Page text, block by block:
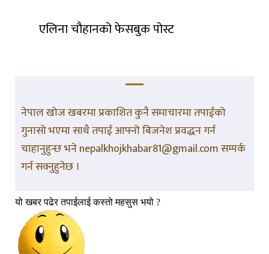
एलिना चौहानको फेसबुक पोस्ट
नेपाल खोज खबरमा प्रकाशित कुनै समाचारमा तपाईंको
गुनासो भएमा साथै तपाई आफ्नो बिजनेश प्रवद्धन गर्न
चाहानुहुन्छ भने nepalkhojkhabar81@gmail.com सम्पर्क
गर्न सक्नुहुनेछ ।
यो खबर पढेर तपाईलाई कस्तो महसुस भयो ?